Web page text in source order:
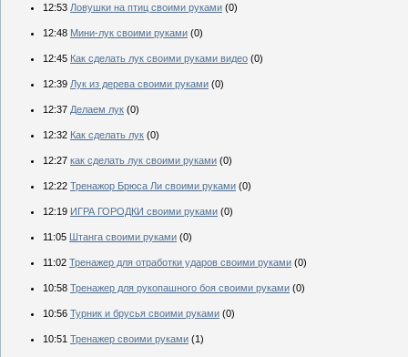
12:53 Ловушки на птиц своими руками (0)
12:48 Мини-лук своими руками (0)
12:45 Как сделать лук своими руками видео (0)
12:39 Лук из дерева своими руками (0)
12:37 Делаем лук (0)
12:32 Как сделать лук (0)
12:27 как сделать лук своими руками (0)
12:22 Тренажор Брюса Ли своими руками (0)
12:19 ИГРА ГОРОДКИ своими руками (0)
11:05 Штанга своими руками (0)
11:02 Тренажер для отработки ударов своими руками (0)
10:58 Тренажер для рукопашного боя своими руками (0)
10:56 Турник и брусья своими руками (0)
10:51 Тренажер своими руками (1)